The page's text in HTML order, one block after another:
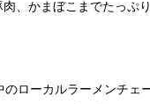
、かまぼこまでたっぷ
ローカルラーメンチ